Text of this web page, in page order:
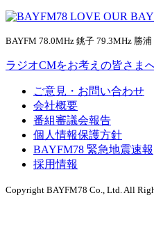
BAYFM 78.0MHz 銚子 79.3MHz 勝
ラジオCMをお考えの皆さま
ご意見・お問い合わせ
会社概要
番組審議会報告
個人情報保護方針
BAYFM78 緊急地震速報
採用情報
Copyright BAYFM78 Co., Ltd. All